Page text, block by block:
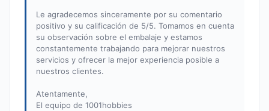
Le agradecemos sinceramente por su comentario
positivo y su calificación de 5/5. Tomamos en cuenta
su observación sobre el embalaje y estamos
constantemente trabajando para mejorar nuestros
servicios y ofrecer la mejor experiencia posible a
nuestros clientes.
Atentamente,
El equipo de 1001hobbies